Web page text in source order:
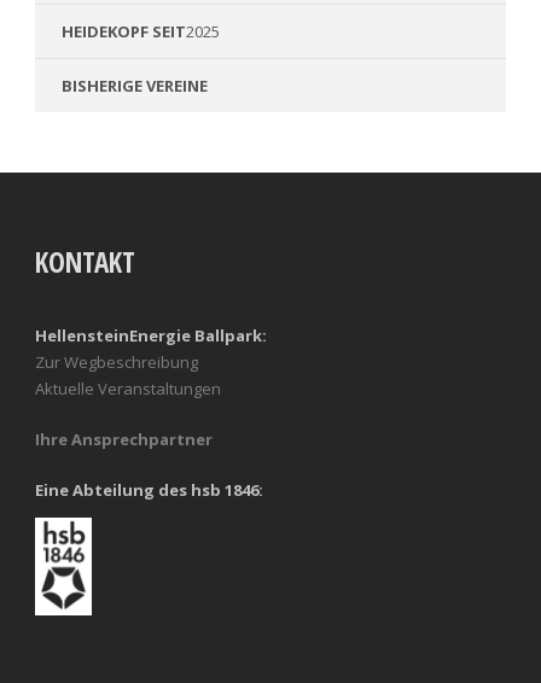
HEIDEKOPF SEIT2025
BISHERIGE VEREINE
KONTAKT
HellensteinEnergie Ballpark:
Zur Wegbeschreibung
Aktuelle Veranstaltungen
Ihre Ansprechpartner
Eine Abteilung des hsb 1846: